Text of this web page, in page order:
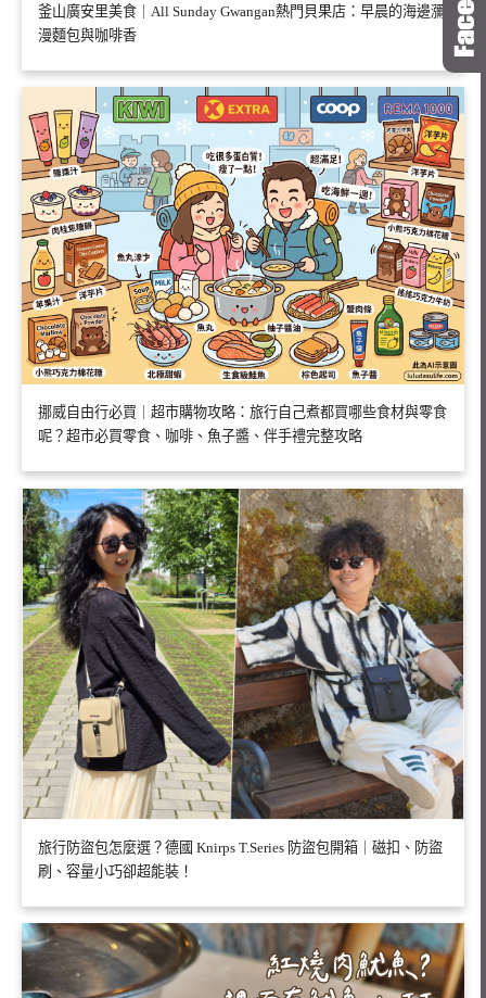
釜山廣安里美食｜All Sunday Gwangan熱門貝果店：早晨的海邊瀰
漫麵包與咖啡香
挪威自由行必買｜超市購物攻略：旅行自己煮都買哪些食材與零食
呢？超市必買零食、咖啡、魚子醬、伴手禮完整攻略
旅行防盜包怎麼選？德國 Knirps T.Series 防盜包開箱｜磁扣、防盜
刷、容量小巧卻超能裝！